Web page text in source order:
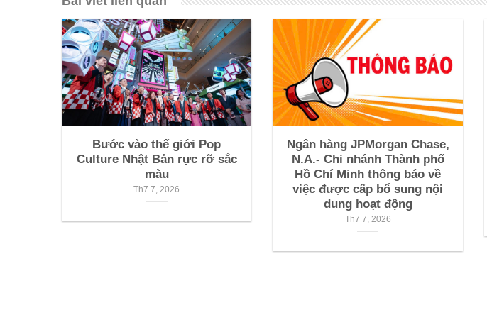
Bước vào thế giới Pop
Culture Nhật Bản rực rỡ sắc
màu
Th7 7, 2026
Ngân hàng JPMorgan Chase,
N.A.- Chi nhánh Thành phố
Hồ Chí Minh thông báo về
việc được cấp bổ sung nội
dung hoạt động
Th7 7, 2026